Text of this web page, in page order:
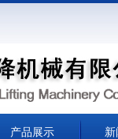
产品展示